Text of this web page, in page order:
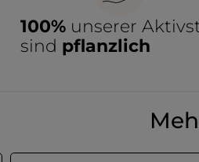
100%unserer
sind pflanzlich